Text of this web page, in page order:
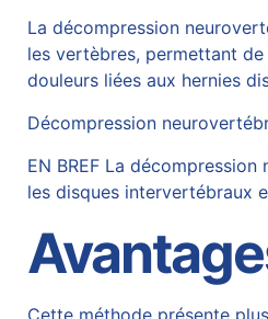
La décompression
les vertèbres, permettant
douleurs liées aux hernies
Décompression
EN BREF La
les disques intervertébraux
Cette méthode présente